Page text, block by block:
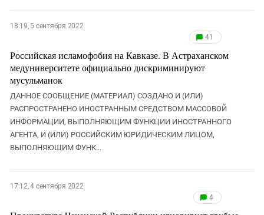
18:19, 5 сентября 2022
41
Российская исламофобия на Кавказе. В Астраханском
медуниверситете официально дискриминируют
мусульманок
ДАННОЕ СООБЩЕНИЕ (МАТЕРИАЛ) СОЗДАНО И (ИЛИ)
РАСПРОСТРАНЕНО ИНОСТРАННЫМ СРЕДСТВОМ МАССОВОЙ
ИНФОРМАЦИИ, ВЫПОЛНЯЮЩИМ ФУНКЦИИ ИНОСТРАННОГО
АГЕНТА, И (ИЛИ) РОССИЙСКИМ ЮРИДИЧЕСКИМ ЛИЦОМ,
ВЫПОЛНЯЮЩИМ ФУНК...
17:12, 4 сентября 2022
4